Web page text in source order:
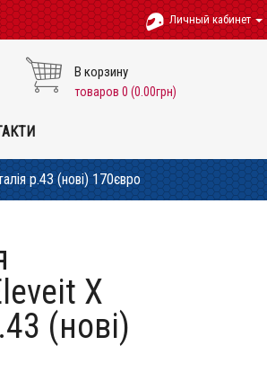
Личный кабинет
В корзину
товаров 0 (0.00грн)
р.43 (нові) 170євро
X
(нові)